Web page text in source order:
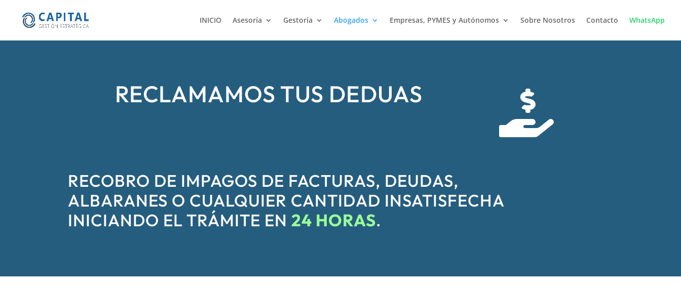
INICIO Asesoría Gestoría Abogados Empresas, PYMES y Autónomos Sobre Nosotros Contacto WhatsApp
RECLAMAMOS TUS DEDUAS 
RECOBRO DE IMPAGOS DE FACTURAS, DEUDAS,
ALBARANES O CUALQUIER CANTIDAD INSATISFECHA
INICIANDO EL TRÁMITE EN24 HORAS.